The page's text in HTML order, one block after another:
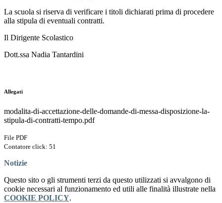
La scuola si riserva di verificare i titoli dichiarati prima di procedere
alla stipula di eventuali contratti.
Il Dirigente Scolastico
Dott.ssa Nadia Tantardini
Allegati
modalita-di-accettazione-delle-domande-di-messa-disposizione-la-
stipula-di-contratti-tempo.pdf
File PDF
Contatore click: 51
Notizie
Questo sito o gli strumenti terzi da questo utilizzati si avvalgono di
cookie necessari al funzionamento ed utili alle finalità illustrate nella
COOKIE POLICY.